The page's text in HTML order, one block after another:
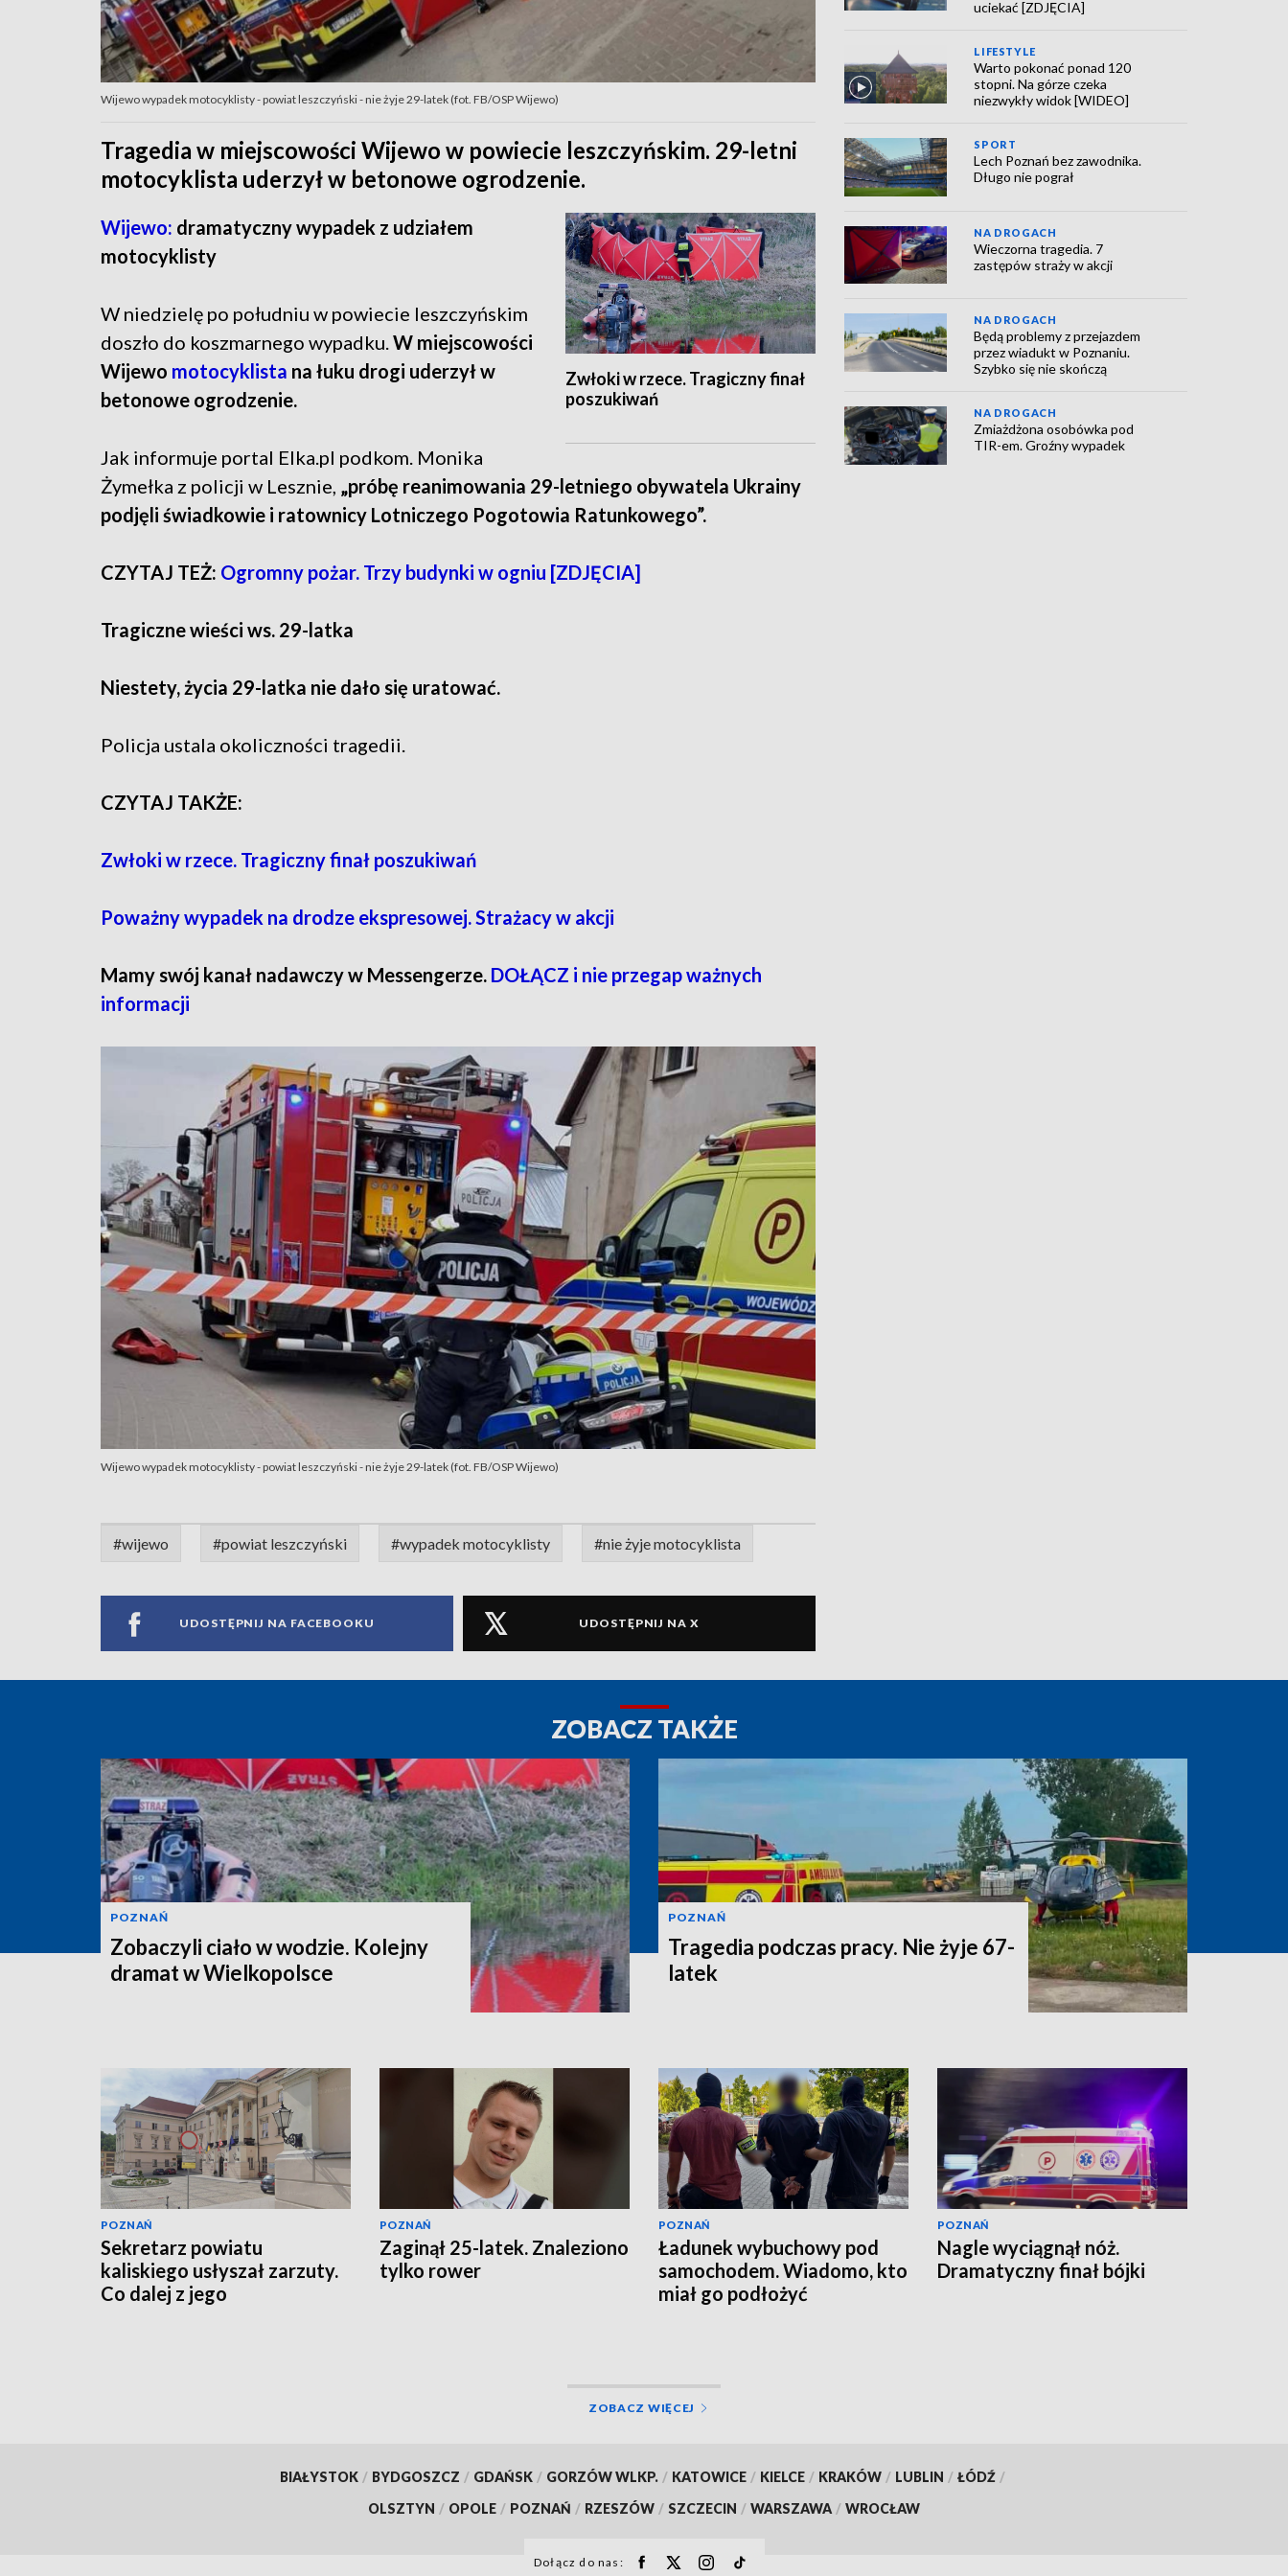
Wijewo wypadek motocyklisty - powiat leszczyński - nie żyje 29-latek (fot. FB/OSP Wijewo)
Tragedia w miejscowości Wijewo w powiecie leszczyńskim. 29-letni
motocyklista uderzył w betonowe ogrodzenie.
Zwłoki w rzece. Tragiczny finał
poszukiwań
Wijewo: dramatyczny wypadek z udziałem
motocyklisty
W niedzielę po południu w powiecie leszczyńskim
doszło do koszmarnego wypadku.W miejscowości
Wijewo motocyklista na łuku drogi uderzył w
betonowe ogrodzenie.
Jak informuje portal Elka.pl podkom. Monika
Żymełka z policji w Lesznie, „próbę reanimowania 29-letniego obywatela Ukrainy
podjęli świadkowie i ratownicy Lotniczego Pogotowia Ratunkowego”.
CZYTAJ TEŻ: Ogromny pożar. Trzy budynki w ogniu [ZDJĘCIA]
Tragiczne wieści ws. 29-latka
Niestety, życia 29-latka nie dało się uratować.
Policja ustala okoliczności tragedii.
CZYTAJ TAKŻE:
Zwłoki w rzece. Tragiczny finał poszukiwań
Poważny wypadek na drodze ekspresowej. Strażacy w akcji
Mamy swój kanał nadawczy w Messengerze. DOŁĄCZ i nie przegap ważnych
informacji
Wijewo wypadek motocyklisty - powiat leszczyński - nie żyje 29-latek (fot. FB/OSP Wijewo)
#wijewo #powiat leszczyński #wypadek motocyklisty #nie żyje motocyklista
UDOSTĘPNIJ NA FACEBOOKU UDOSTĘPNIJ NA X
uciekać [ZDJĘCIA]
LIFESTYLE
Warto pokonać ponad 120
stopni. Na górze czeka
niezwykły widok [WIDEO]
SPORT
Lech Poznań bez zawodnika.
Długo nie pograł
NA DROGACH
Wieczorna tragedia. 7
zastępów straży w akcji
NA DROGACH
Będą problemy z przejazdem
przez wiadukt w Poznaniu.
Szybko się nie skończą
NA DROGACH
Zmiażdżona osobówka pod
TIR-em. Groźny wypadek
ZOBACZ TAKŻE
POZNAŃ
Zobaczyli ciało w wodzie. Kolejny
dramat w Wielkopolsce
POZNAŃ
Tragedia podczas pracy. Nie żyje 67-
latek
POZNAŃ
Sekretarz powiatu
kaliskiego usłyszał zarzuty.
Co dalej z jego
POZNAŃ
Zaginął 25-latek. Znaleziono
tylko rower
POZNAŃ
Ładunek wybuchowy pod
samochodem. Wiadomo, kto
miał go podłożyć
POZNAŃ
Nagle wyciągnął nóż.
Dramatyczny finał bójki
ZOBACZ WIĘCEJ
BIAŁYSTOK / BYDGOSZCZ / GDAŃSK / GORZÓW WLKP. / KATOWICE / KIELCE / KRAKÓW / LUBLIN / ŁÓDŹ /
OLSZTYN / OPOLE / POZNAŃ / RZESZÓW / SZCZECIN / WARSZAWA / WROCŁAW
Dołącz do nas: